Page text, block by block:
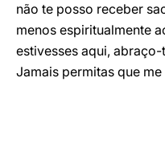
não te posso receber
menos espiritualmente
estivesses aqui,
Jamais permitas que